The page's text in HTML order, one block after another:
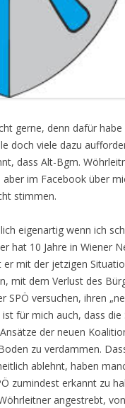
gerne, denn dafür
doch viele dazu
dass Alt-Bgm.
im Facebook über
stimmen.
eigenartig wenn ich
hat 10 Jahre in Wiener
mit der jetzigen
mit dem Verlust des
SPÖ versuchen, ihren
für mich auch, dass
der neuen
zu verdammen.
ablehnt, haben
zumindest erkannt zu
angestrebt,